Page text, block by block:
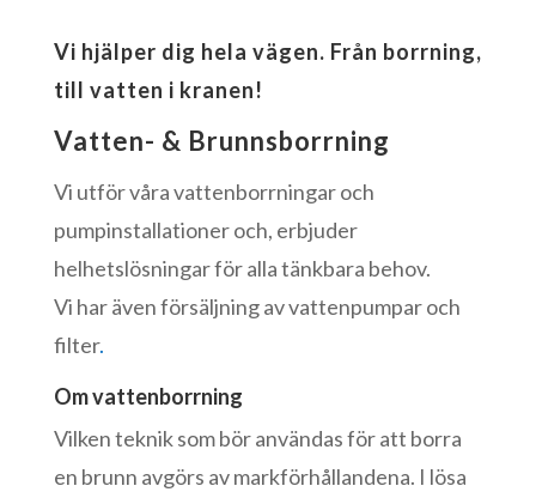
Vi hjälper dig hela vägen. Från borrning,
till vatten i kranen!
Vatten- & Brunnsborrning
Vi utför våra vattenborrningar och
pumpinstallationer och, erbjuder
helhetslösningar för alla tänkbara behov.
Vi har även försäljning av vattenpumpar och
filter.
Om vattenborrning
Vilken teknik som bör användas för att borra
en brunn avgörs av markförhållandena. I lösa